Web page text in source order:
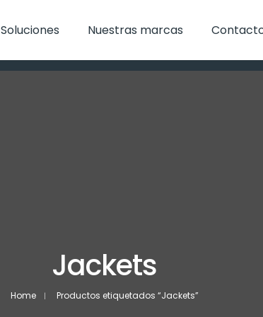
Soluciones Nuestras marcas
Jackets
Home Productos etiquetados “Jackets”